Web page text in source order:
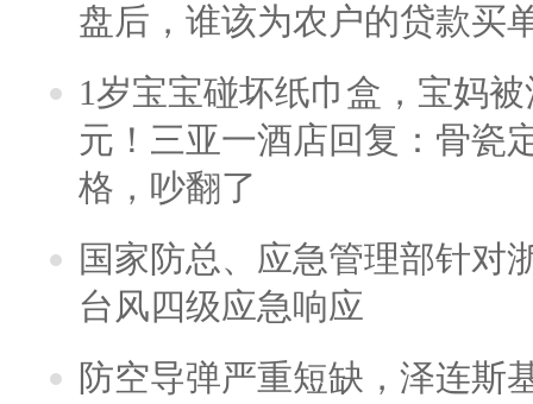
盘后，谁该为农户的贷款买
1岁宝宝碰坏纸巾盒，宝妈
元！三亚一酒店回复：骨瓷
格，吵翻了
国家防总、应急管理部针对
台风四级应急响应
防空导弹严重短缺，泽连斯